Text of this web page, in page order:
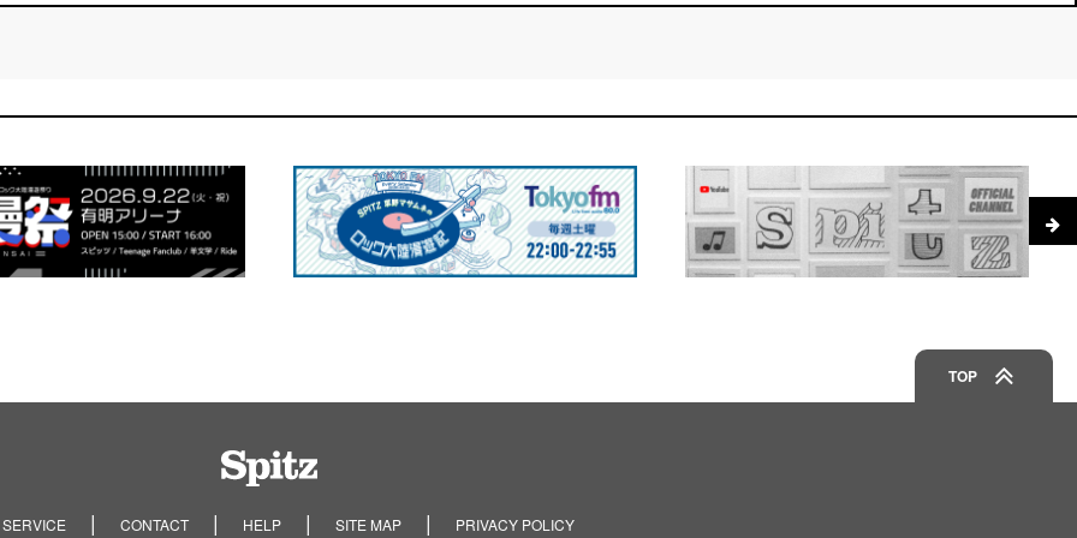
TOP
CONTACT HELP SITE MAP PRIVACY POLICY